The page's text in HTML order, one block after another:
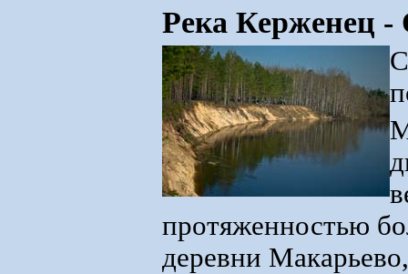
Река Керженец -
протяженностью
деревни